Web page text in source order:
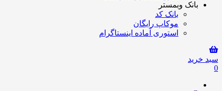
بانک وبمستر
بانک کد
موکاپ رایگان
استوری آماده اینستاگرام
سبد خرید
0